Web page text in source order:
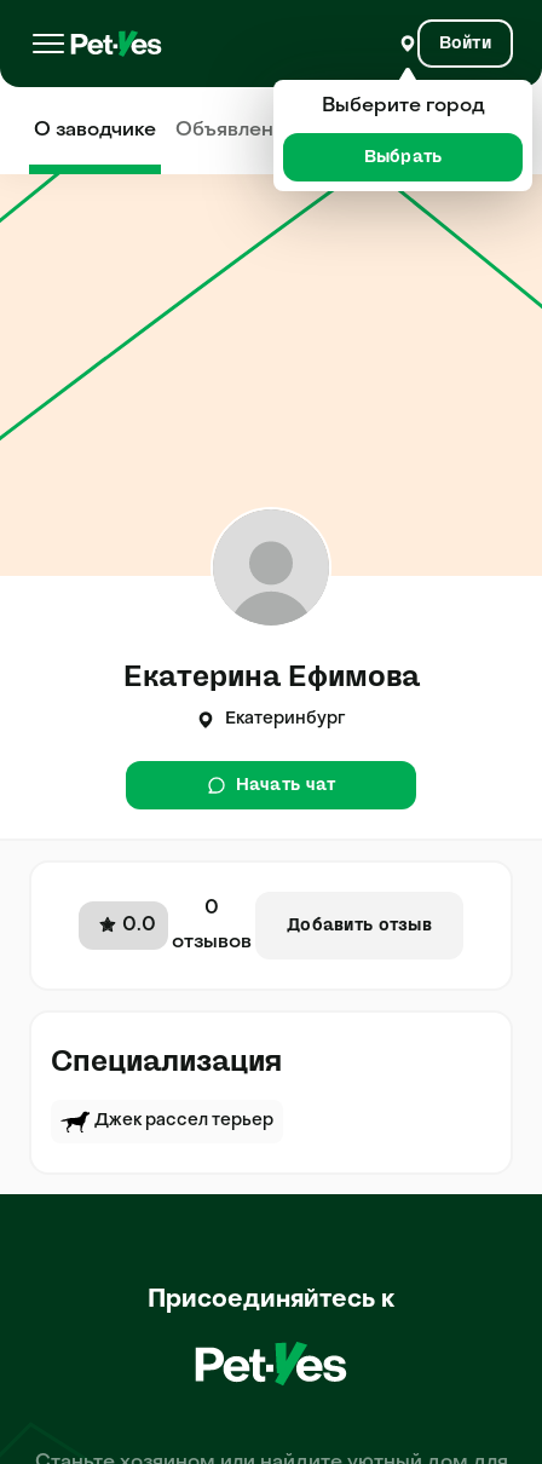
Войти
О заводчике Объявления Отзывы
Екатерина Ефимова
Екатеринбург
Начать чат
0.0
0
отзывов
Добавить отзыв
Специализация
Джек рассел терьер
Присоединяйтесь к
Выберите город
Выбрать